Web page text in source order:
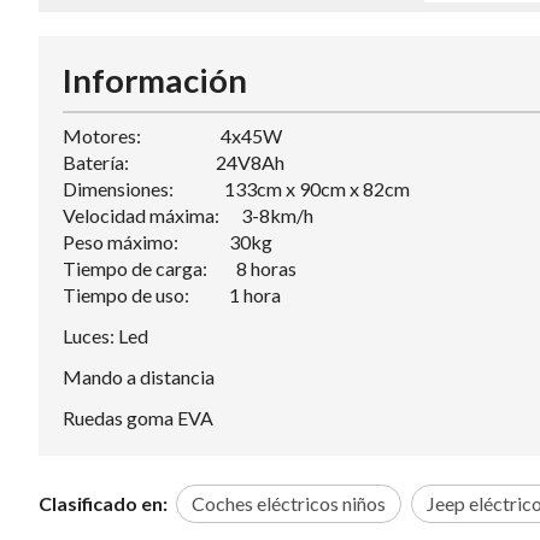
Información
Motores: 4x45W
Batería: 24V8Ah
Dimensiones: 133cm x 90cm x 82cm
Velocidad máxima: 3-8km/h
Peso máximo: 30kg
Tiempo de carga: 8 horas
Tiempo de uso: 1 hora
Luces: Led
Mando a distancia
Ruedas goma EVA
Clasificado en: Coches eléctricos niños Jeep